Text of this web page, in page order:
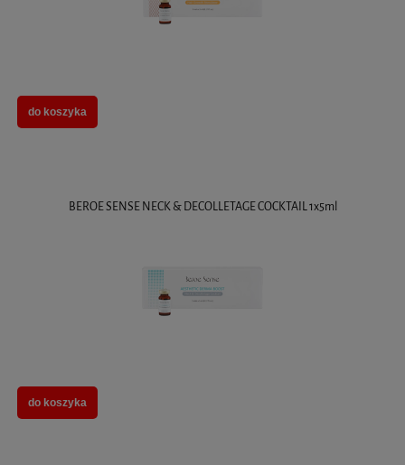
do koszyka
BEROE SENSE NECK & DECOLLETAGE COCKTAIL 1x5ml
do koszyka